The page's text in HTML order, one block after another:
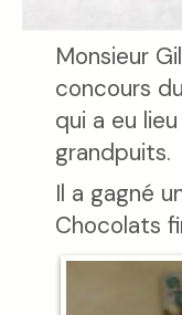
Monsieur
concours
qui a eu
grandpuits.
Il a gagné
Chocolats